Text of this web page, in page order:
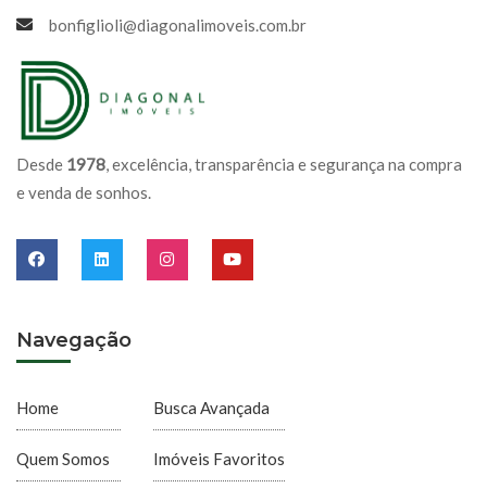
Desde 1978, excelência, transparência e segurança na compra
e venda de sonhos.
Navegação
Home
Quem Somos
Busca Avançada
Imóveis Favoritos
bonfiglioli@diagonalimoveis.com.br